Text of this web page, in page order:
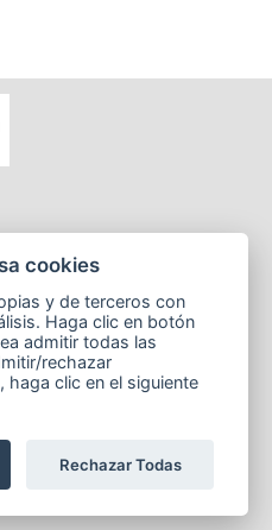
cookies
y de terceros con
Haga clic en botón
admitir todas las
rechazar
clic en el siguiente
Rechazar Todas